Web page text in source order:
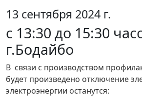
13 сентября 2024 г.
с 13:30 до 15:30
г.Бодайбо
В связи с производством
будет произведено отключение
электроэнергии останутся: